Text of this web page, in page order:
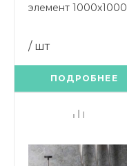
элемент 1000х1000
/ шт
ПОДРОБНЕЕ